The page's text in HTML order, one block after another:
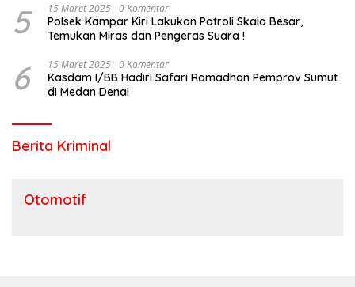
5 15 Maret 2025 0 Komentar
Polsek Kampar Kiri Lakukan Patroli Skala Besar,
Temukan Miras dan Pengeras Suara !
6 15 Maret 2025 0 Komentar
Kasdam I/BB Hadiri Safari Ramadhan Pemprov Sumut
di Medan Denai
Berita Kriminal
Otomotif